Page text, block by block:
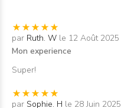
par Ruth. W le 12 Août 2025
Mon experience
Super!
par Sophie. H le 28 Juin 2025